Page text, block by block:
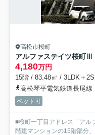
高松市桜町
アルファステイツ桜町Ⅲ
4,180万円
15階 / 83.48㎡ / 3LDK＋
高松琴平電気鉄道長尾線
ペット可
■桜町一丁目アドレス「アルファステイ